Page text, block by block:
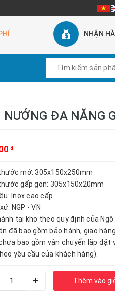
NHẬN
NƯỚNG ĐA NĂNG
đ
mở: 305x150x250mm
gấp gọn: 305x150x20mm
Inox cao cấp
NGP - VN
tại kho theo quy định của Ngô
đã bao gồm bảo hành, giao
bao gồm vận chuyển lắp đặt
yêu cầu của khách hàng).
+ Thêm vào